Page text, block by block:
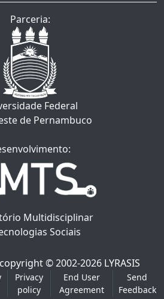
Parceria:
Federal
de Pernambuco
Multidisciplinar
Sociais
copyright © 2002-2026 LYRASIS
Privacy
policy
End User
Agreement
Send
Feedback